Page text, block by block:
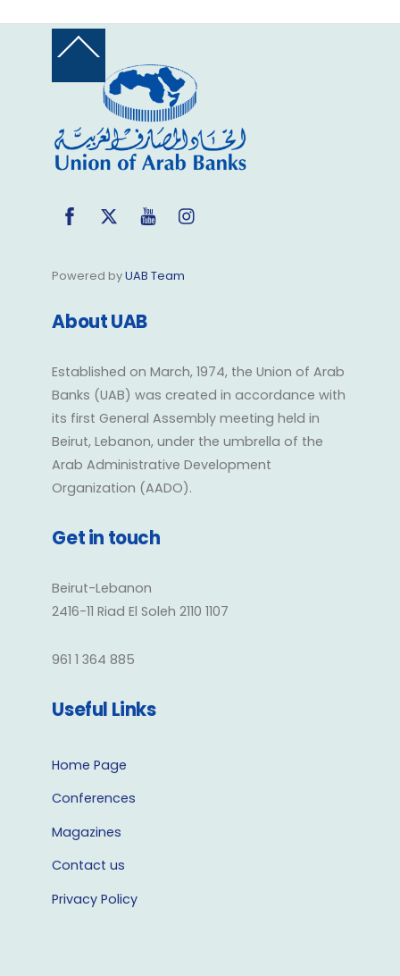
Back
Top
FacebookTwitter YouTube
Powered byUAB Team
About UAB
Established on March, 1974, the Union of Arab
Banks (UAB) was created in accordance with
its first General Assembly meeting held in
Beirut, Lebanon, under the umbrella of the
Arab Administrative Development
Organization (AADO).
Get in touch
Beirut-Lebanon
2416-11 Riad El Soleh 2110 1107
961 1 364 885
Useful Links
Home Page
Conferences
Magazines
Contact us
Privacy Policy